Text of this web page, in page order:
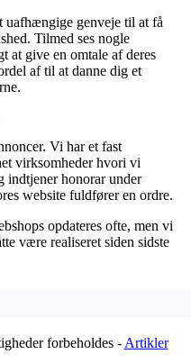
uafhængige genveje til at få
Tilmed ses nogle
at give en omtale af deres
af til at danne dig et
Vi har et fast
virksomheder hvori vi
indtjener honorar under
website fuldfører en ordre.
opdateres ofte, men vi
være realiseret siden sidste
forbeholdes - Artikler